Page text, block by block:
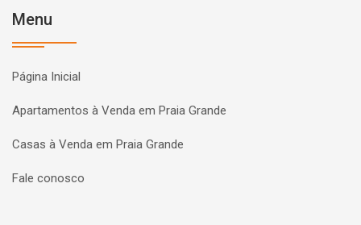
Menu
Página Inicial
Apartamentos à Venda em Praia Grande
Casas à Venda em Praia Grande
Fale conosco